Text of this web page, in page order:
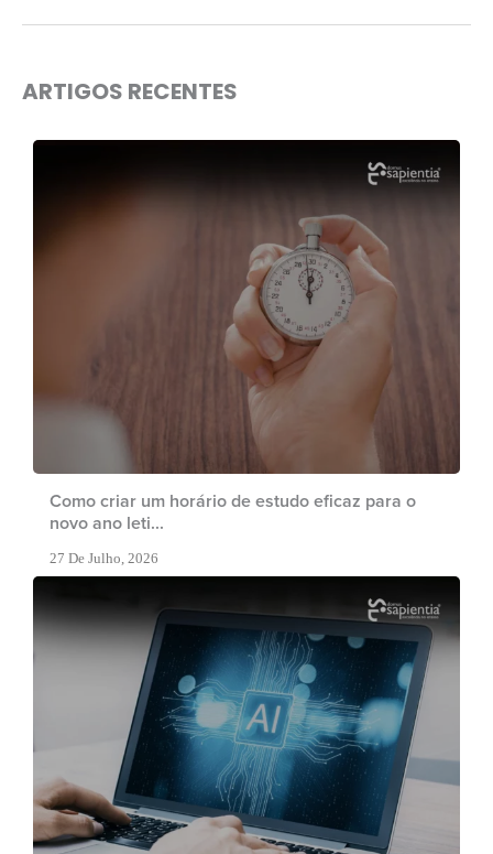
ARTIGOS RECENTES
Como criar um horário de estudo eficaz para o
novo ano leti...
27 De Julho, 2026